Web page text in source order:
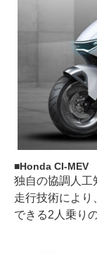
Honda CI-MEV
独自の協調人工
走行技術により
できる2人乗り